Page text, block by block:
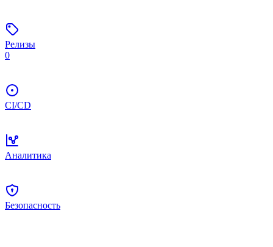
Релизы
0
CI/CD
Аналитика
Безопасность